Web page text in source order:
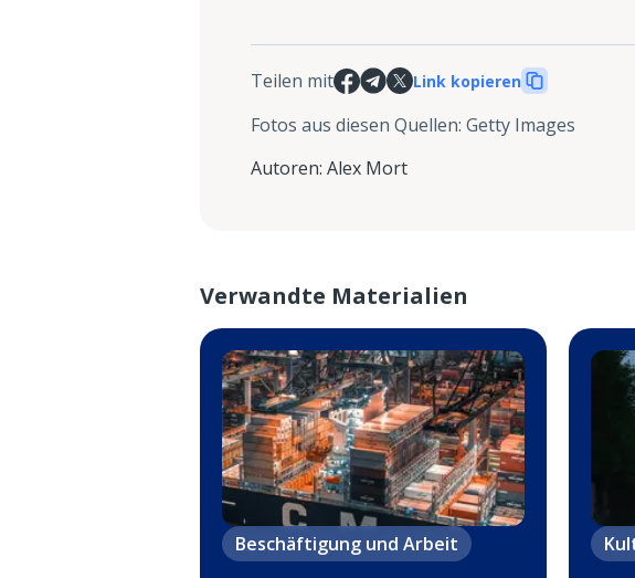
Teilen mit Link kopieren
Fotos aus diesen Quellen: Getty Images
Autoren: Alex Mort
Verwandte Materialien
Beschäftigung und Arbeit